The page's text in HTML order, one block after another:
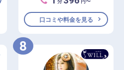
口コミや料金を見る
8